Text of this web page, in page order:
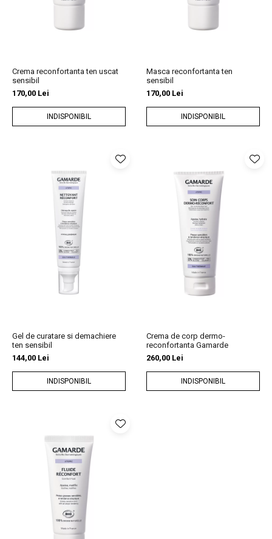
Igienă dentară
Secretul frumuseții
Îngrijire bebeluși și copii
Crema reconfortanta ten uscat
sensibil
170,00 Lei
INDISPONIBIL
Masca reconfortanta ten
sensibil
170,00 Lei
INDISPONIBIL
Gel de curatare si demachiere
ten sensibil
144,00 Lei
INDISPONIBIL
Crema de corp dermo-
reconfortanta Gamarde
260,00 Lei
INDISPONIBIL